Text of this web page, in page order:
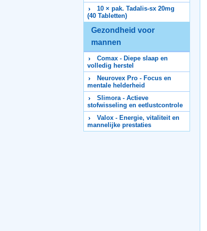
10 × pak. Tadalis-sx 20mg
(40 Tabletten)
Gezondheid voor
mannen
Comax - Diepe slaap en
volledig herstel
Neurovex Pro - Focus en
mentale helderheid
Slimora - Actieve
stofwisseling en eetlustcontrole
Valox - Energie, vitaliteit en
mannelijke prestaties